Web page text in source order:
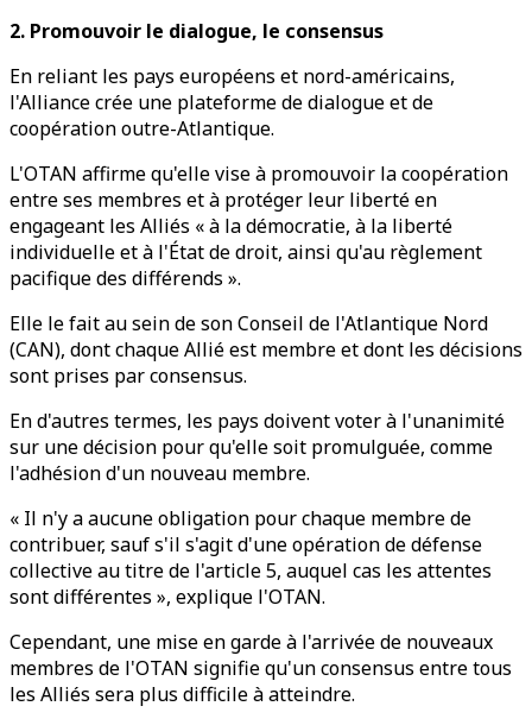
2. Promouvoir le dialogue, le consensus
En reliant les pays européens et nord-américains,
l'Alliance crée une plateforme de dialogue et de
coopération outre-Atlantique.
L'OTAN affirme qu'elle vise à promouvoir la coopération
entre ses membres et à protéger leur liberté en
engageant les Alliés « à la démocratie, à la liberté
individuelle et à l'État de droit, ainsi qu'au règlement
pacifique des différends ».
Elle le fait au sein de son Conseil de l'Atlantique Nord
(CAN), dont chaque Allié est membre et dont les décisions
sont prises par consensus.
En d'autres termes, les pays doivent voter à l'unanimité
sur une décision pour qu'elle soit promulguée, comme
l'adhésion d'un nouveau membre.
« Il n'y a aucune obligation pour chaque membre de
contribuer, sauf s'il s'agit d'une opération de défense
collective au titre de l'article 5, auquel cas les attentes
sont différentes », explique l'OTAN.
Cependant, une mise en garde à l'arrivée de nouveaux
membres de l'OTAN signifie qu'un consensus entre tous
les Alliés sera plus difficile à atteindre.